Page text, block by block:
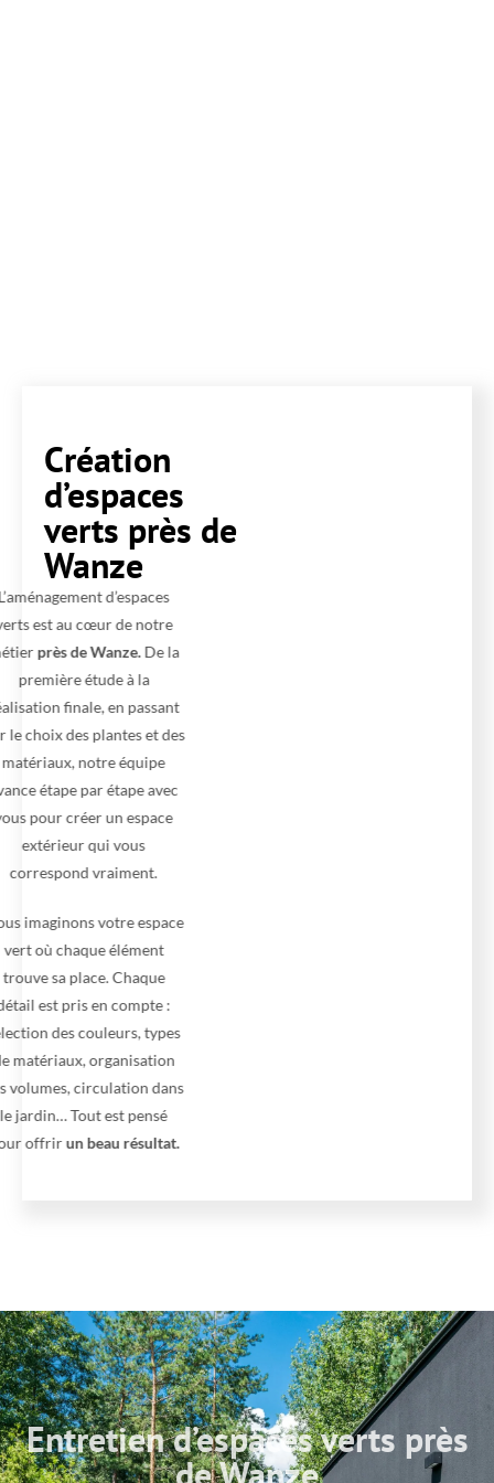
Création
d’espaces
verts près de
Wanze
L’aménagement d’espaces
verts est au cœur de notre
métierprès de Wanze.
première étude à la
réalisation finale, en passant
par le choix des plantes et des
matériaux, notre équipe
avance étape par étape avec
vous pour créer un espace
extérieur qui vous
correspond vraiment.
Nous imaginons votre espace
vert où chaque élément
trouve sa place. Chaque
détail est pris en compte :
sélection des couleurs, types
de matériaux, organisation
des volumes, circulation dans
le jardin… Tout est pensé
pour offrirun beau résultat.
Entretien d’espaces verts près